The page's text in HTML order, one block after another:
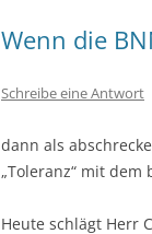
Wenn die
Schreibe eine Antwort
dann als
„Toleranz“ mit
Heute schlägt Herr